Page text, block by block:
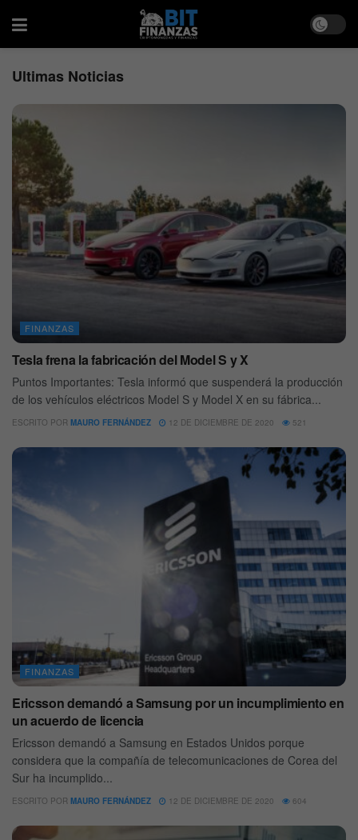
Ultimas Noticias
FINANZAS
Tesla frena la fabricación del Model S y X
Puntos Importantes: Tesla informó que suspenderá la producción
de los vehículos eléctricos Model S y Model X en su fábrica...
ESCRITO POR MAURO FERNÁNDEZ 12 DE DICIEMBRE DE 2020 521
FINANZAS
Ericsson demandó a Samsung por un incumplimiento en
un acuerdo de licencia
Ericsson demandó a Samsung en Estados Unidos porque
considera que la compañía de telecomunicaciones de Corea del
Sur ha incumplido...
ESCRITO POR MAURO FERNÁNDEZ 12 DE DICIEMBRE DE 2020 604